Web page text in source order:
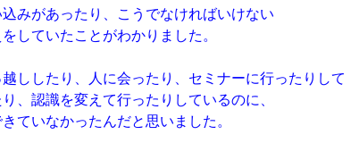
みがあったり、こうでなければいけない
していたことがわかりました。
ししたり、人に会ったり、セミナーに行ったりして
、認識を変えて行ったりしているのに、
ていなかったんだと思いました。